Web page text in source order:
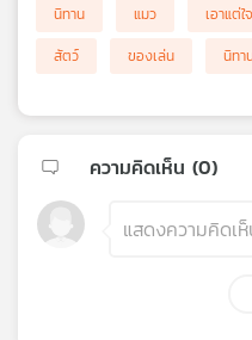
นิทาน แมว เอาแต่ใจ
สัตว์
ของเล่น นิทา
ความคิดเห็น (0)